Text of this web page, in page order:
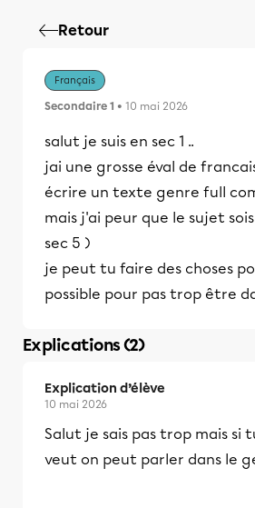
Retour
Français
Secondaire 1 • 10 mai 2026
salut je suis en sec 1 ..
jai une grosse éval de
écrire un texte genre full
mais j'ai peur que le sujet
sec 5 )
je peut tu faire des choses
possible pour pas trop être
Explications (2)
Explication d’élève
10 mai 2026
Salut je sais pas trop mais si
veut on peut parler dans le